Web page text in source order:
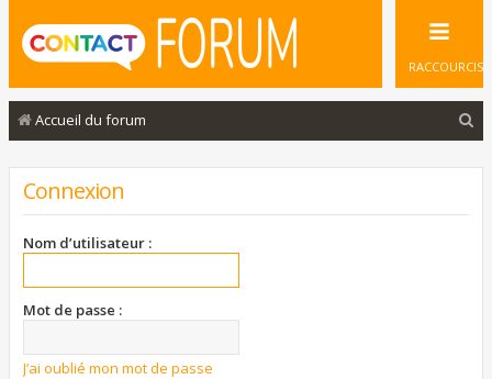
RACCOURCIS
Accueil du forum
Connexion
Nom d’utilisateur :
Mot de passe :
J’ai oublié mon mot de passe